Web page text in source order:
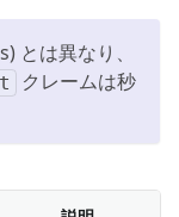
とは異なり、
クレームは秒